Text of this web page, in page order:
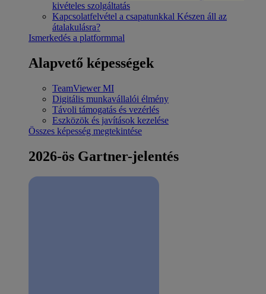
kivételes szolgáltatás
Kapcsolatfelvétel a csapatunkkal Készen áll az
átalakulásra?
Ismerkedés a platformmal
Alapvető képességek
TeamViewer MI
Digitális munkavállalói élmény
Távoli támogatás és vezérlés
Eszközök és javítások kezelése
Összes képesség megtekintése
2026-ös Gartner-jelentés